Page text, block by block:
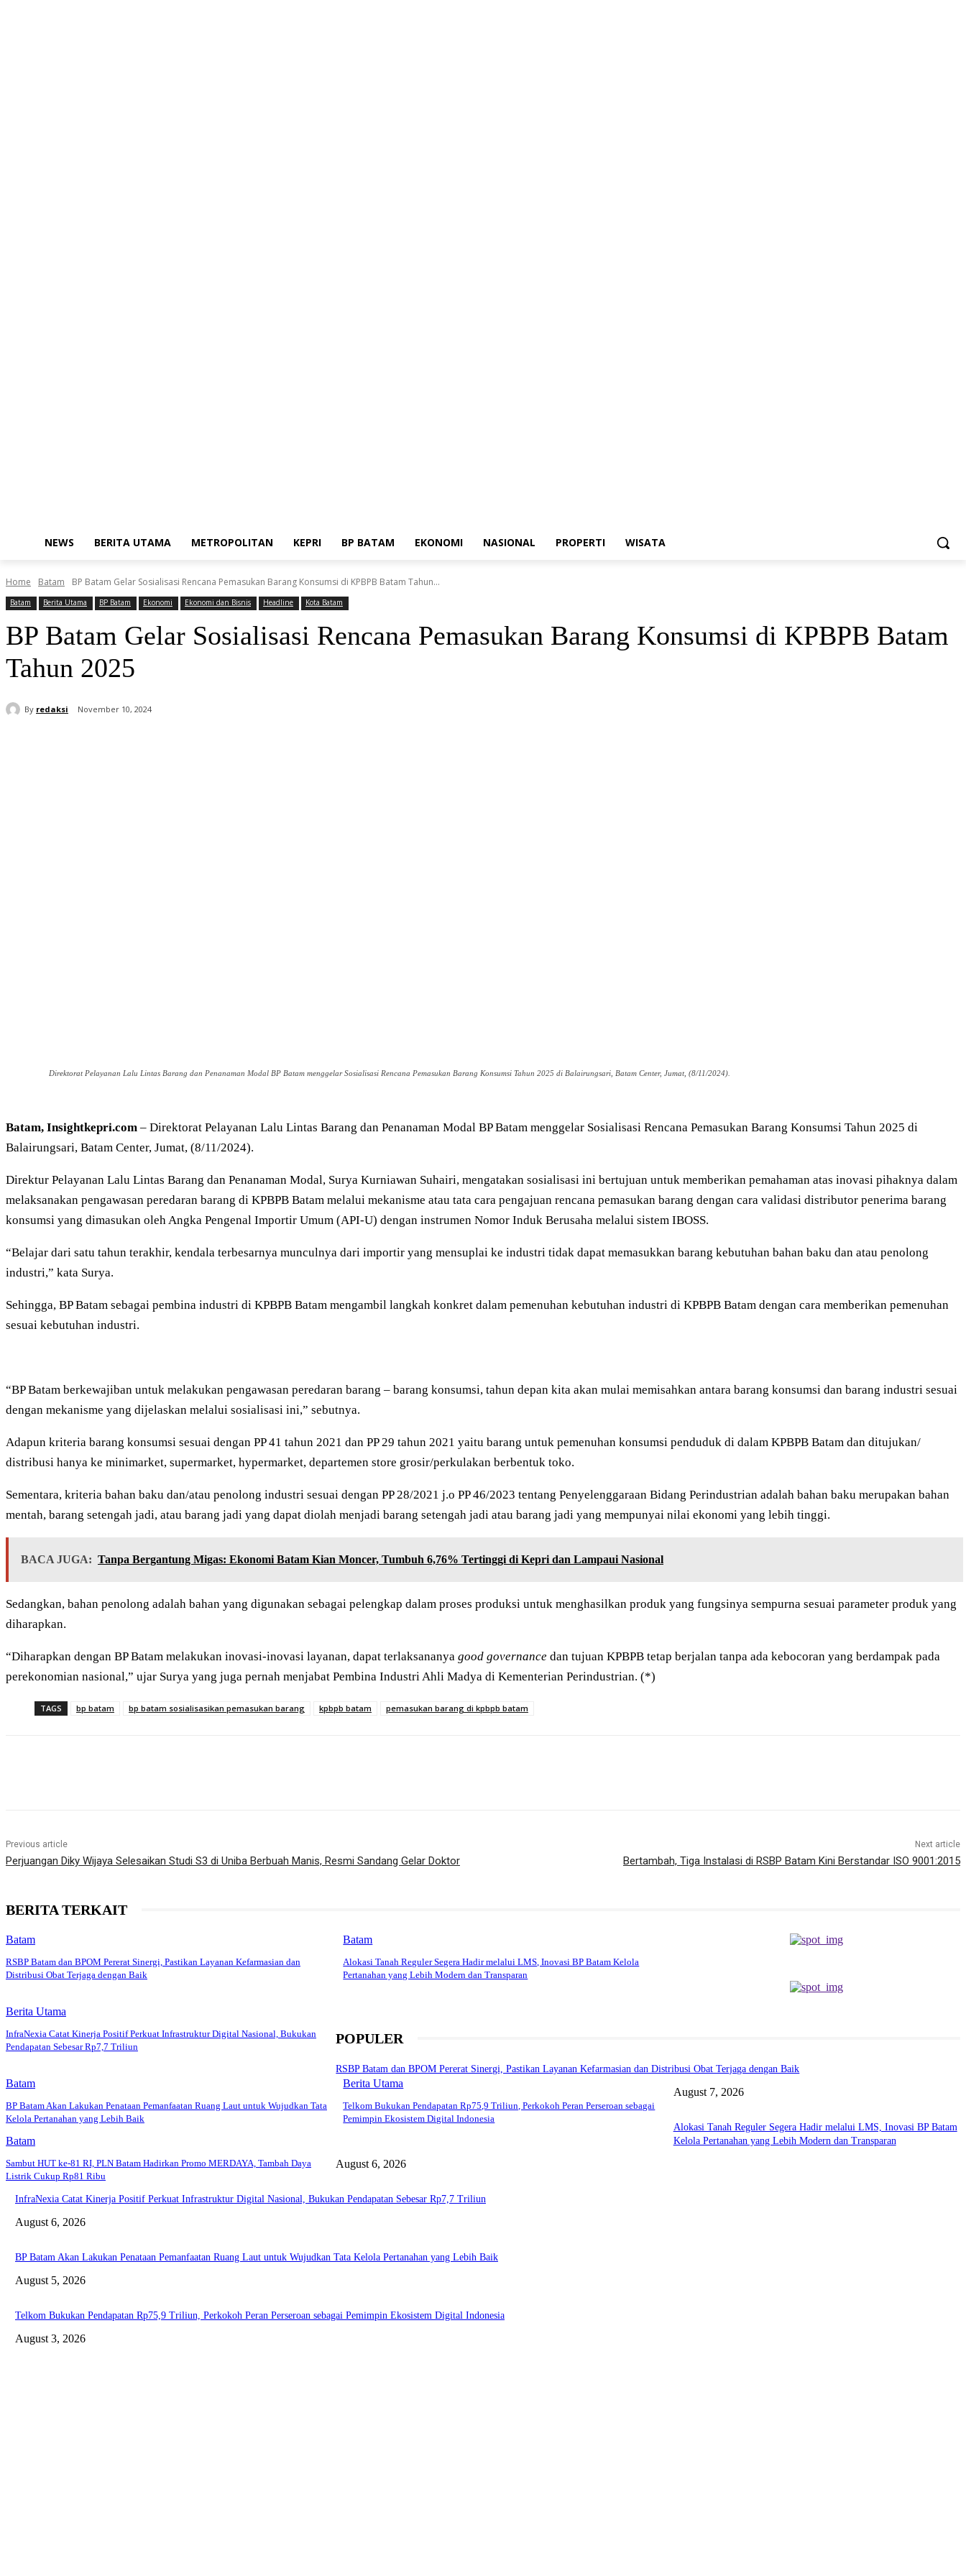
NEWS BERITA UTAMA METROPOLITAN KEPRI BP BATAM EKONOMI NASIONAL PROPERTI WISATA
Home Batam BP Batam Gelar Sosialisasi Rencana Pemasukan Barang Konsumsi di KPBPB Batam Tahun...
Batam Berita Utama BP Batam Ekonomi Ekonomi dan Bisnis Headline Kota Batam
BP Batam Gelar Sosialisasi Rencana Pemasukan Barang Konsumsi di KPBPB Batam
Tahun 2025
By redaksi November 10, 2024
Direktorat Pelayanan Lalu Lintas Barang dan Penanaman Modal BP Batam menggelar Sosialisasi Rencana Pemasukan Barang Konsumsi Tahun 2025 di Balairungsari, Batam Center, Jumat, (8/11/2024).
Batam, Insightkepri.com – Direktorat Pelayanan Lalu Lintas Barang dan Penanaman Modal BP Batam menggelar Sosialisasi Rencana Pemasukan Barang Konsumsi Tahun 2025 di
Balairungsari, Batam Center, Jumat, (8/11/2024).
Direktur Pelayanan Lalu Lintas Barang dan Penanaman Modal, Surya Kurniawan Suhairi, mengatakan sosialisasi ini bertujuan untuk memberikan pemahaman atas inovasi pihaknya dalam
melaksanakan pengawasan peredaran barang di KPBPB Batam melalui mekanisme atau tata cara pengajuan rencana pemasukan barang dengan cara validasi distributor penerima barang
konsumsi yang dimasukan oleh Angka Pengenal Importir Umum (API-U) dengan instrumen Nomor Induk Berusaha melalui sistem IBOSS.
“Belajar dari satu tahun terakhir, kendala terbesarnya munculnya dari importir yang mensuplai ke industri tidak dapat memasukkan barang kebutuhan bahan baku dan atau penolong
industri,” kata Surya.
Sehingga, BP Batam sebagai pembina industri di KPBPB Batam mengambil langkah konkret dalam pemenuhan kebutuhan industri di KPBPB Batam dengan cara memberikan pemenuhan
sesuai kebutuhan industri.
“BP Batam berkewajiban untuk melakukan pengawasan peredaran barang – barang konsumsi, tahun depan kita akan mulai memisahkan antara barang konsumsi dan barang industri sesuai
dengan mekanisme yang dijelaskan melalui sosialisasi ini,” sebutnya.
Adapun kriteria barang konsumsi sesuai dengan PP 41 tahun 2021 dan PP 29 tahun 2021 yaitu barang untuk pemenuhan konsumsi penduduk di dalam KPBPB Batam dan ditujukan/
distribusi hanya ke minimarket, supermarket, hypermarket, departemen store grosir/perkulakan berbentuk toko.
Sementara, kriteria bahan baku dan/atau penolong industri sesuai dengan PP 28/2021 j.o PP 46/2023 tentang Penyelenggaraan Bidang Perindustrian adalah bahan baku merupakan bahan
mentah, barang setengah jadi, atau barang jadi yang dapat diolah menjadi barang setengah jadi atau barang jadi yang mempunyai nilai ekonomi yang lebih tinggi.
BACA JUGA: Tanpa Bergantung Migas: Ekonomi Batam Kian Moncer, Tumbuh 6,76% Tertinggi di Kepri dan Lampaui Nasional
Sedangkan, bahan penolong adalah bahan yang digunakan sebagai pelengkap dalam proses produksi untuk menghasilkan produk yang fungsinya sempurna sesuai parameter produk yang
diharapkan.
“Diharapkan dengan BP Batam melakukan inovasi-inovasi layanan, dapat terlaksananya good governance dan tujuan KPBPB tetap berjalan tanpa ada kebocoran yang berdampak pada
perekonomian nasional,” ujar Surya yang juga pernah menjabat Pembina Industri Ahli Madya di Kementerian Perindustrian. (*)
TAGS bp batam bp batam sosialisasikan pemasukan barang kpbpb batam pemasukan barang di kpbpb batam
Previous article
Perjuangan Diky Wijaya Selesaikan Studi S3 di Uniba Berbuah Manis, Resmi Sandang Gelar Doktor
Next article
Bertambah, Tiga Instalasi di RSBP Batam Kini Berstandar ISO 9001:2015
BERITA TERKAIT
Batam
RSBP Batam dan BPOM Pererat Sinergi, Pastikan Layanan Kefarmasian dan
Distribusi Obat Terjaga dengan Baik
Batam
Alokasi Tanah Reguler Segera Hadir melalui LMS, Inovasi BP Batam Kelola
Pertanahan yang Lebih Modern dan Transparan
Berita Utama
InfraNexia Catat Kinerja Positif Perkuat Infrastruktur Digital Nasional, Bukukan
Pendapatan Sebesar Rp7,7 Triliun
Batam
BP Batam Akan Lakukan Penataan Pemanfaatan Ruang Laut untuk Wujudkan Tata
Kelola Pertanahan yang Lebih Baik
Berita Utama
Telkom Bukukan Pendapatan Rp75,9 Triliun, Perkokoh Peran Perseroan sebagai
Pemimpin Ekosistem Digital Indonesia
Batam
Sambut HUT ke-81 RI, PLN Batam Hadirkan Promo MERDAYA, Tambah Daya
Listrik Cukup Rp81 Ribu
POPULER
RSBP Batam dan BPOM Pererat Sinergi, Pastikan Layanan Kefarmasian dan Distribusi Obat Terjaga dengan Baik
August 7, 2026
Alokasi Tanah Reguler Segera Hadir melalui LMS, Inovasi BP Batam
Kelola Pertanahan yang Lebih Modern dan Transparan
August 6, 2026
InfraNexia Catat Kinerja Positif Perkuat Infrastruktur Digital Nasional, Bukukan Pendapatan Sebesar Rp7,7 Triliun
August 6, 2026
BP Batam Akan Lakukan Penataan Pemanfaatan Ruang Laut untuk Wujudkan Tata Kelola Pertanahan yang Lebih Baik
August 5, 2026
Telkom Bukukan Pendapatan Rp75,9 Triliun, Perkokoh Peran Perseroan sebagai Pemimpin Ekosistem Digital Indonesia
August 3, 2026